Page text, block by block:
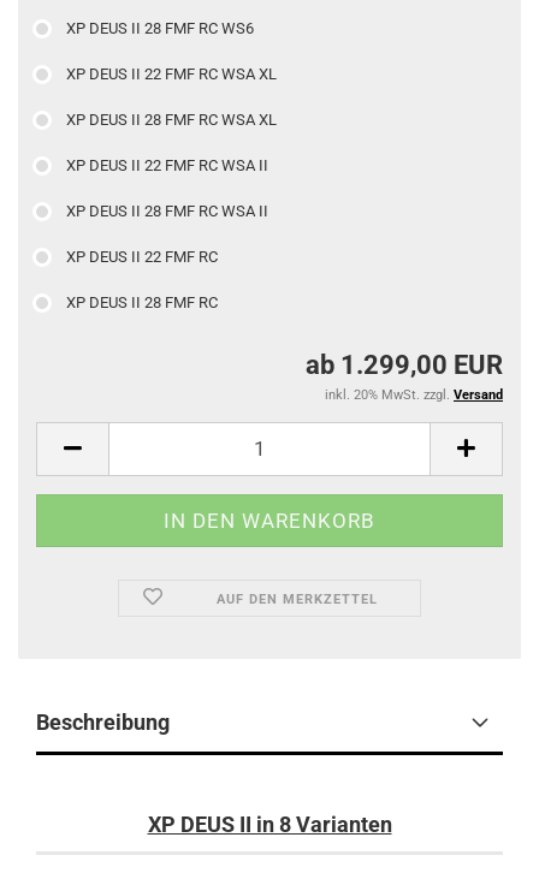
XP DEUS II 28 FMF RC WS6
XP DEUS II 22 FMF RC WSA XL
XP DEUS II 28 FMF RC WSA XL
XP DEUS II 22 FMF RC WSA II
XP DEUS II 28 FMF RC WSA II
XP DEUS II 22 FMF RC
XP DEUS II 28 FMF RC
ab 1.299,00 EUR
inkl. 20% MwSt. zzgl. Versand
AUF DEN MERKZETTEL
Beschreibung
XP DEUS II in 8 Varianten